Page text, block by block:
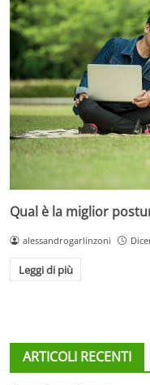
Qual è la miglior
alessandrogarlinzoni
Leggi di più
ARTICOLI RECENTI